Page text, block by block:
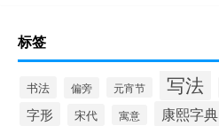
标签
书法 偏旁 元宵节 写法
字形 宋代 寓意 康熙字典